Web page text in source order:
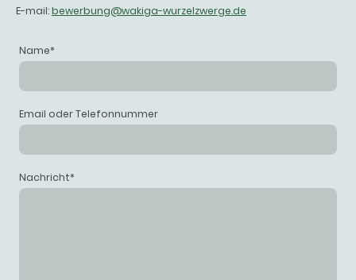
E-mail:bewerbung@wakiga-wurzelzwerge.de
Name*
Email oder Telefonnummer
Nachricht*